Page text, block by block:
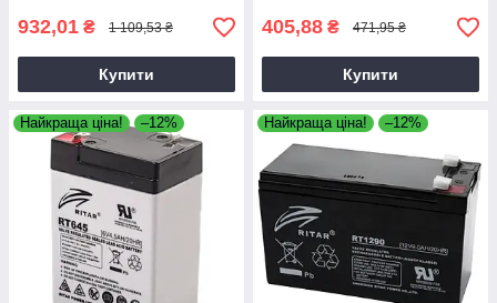
932,01 ₴ 1 109,53 ₴
Купити
405,88 ₴ 471,95 ₴
Купити
Найкраща ціна! –12% Найкраща ціна! –12%